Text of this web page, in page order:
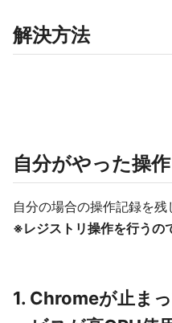
解決方法
自分がやった操作
自分の場合の操作記録を残
※レジストリ操作を行うの
1. Chromeが止ま